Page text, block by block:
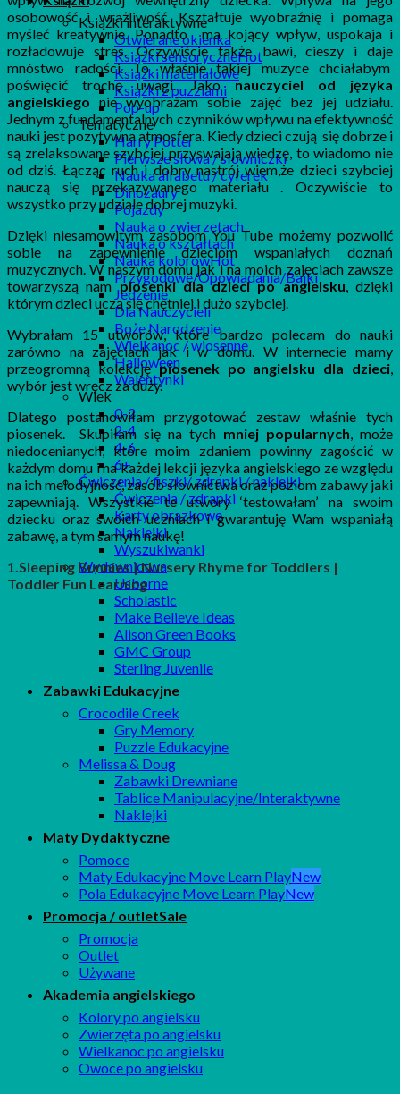
Książki interaktywne
Otwierane okienka
Książki sensoryczne
Książki materiałowe
Książki z puzzlami
Pop-up
Tematyczne
Harry Potter
Pierwsze słowa / słowniczki
Nauka alfabetu / cyferek
Dinozaury
Pojazdy
Nauka o zwierzętach
Nauka o kształtach
Nauka kolorów
Przygodowe/Opowiadania/Bajki
Jedzenie
Dla Nauczycieli
Boże Narodzenie
Wielkanoc / wiosenne
Halloween
Walentynki
Wiek
0-2
2-4
4-6
6+
Ćwiczenia / fiszki/ zdrapki / naklejki
Ćwiczenia / zdrapki
Karty obrazkowe
Naklejki
Wyszukiwanki
Wydawnictwa
Usborne
Scholastic
Make Believe Ideas
Alison Green Books
GMC Group
Sterling Juvenile
Zabawki Edukacyjne
Crocodile Creek
Gry Memory
Puzzle Edukacyjne
Melissa & Doug
Zabawki Drewniane
Tablice Manipulacyjne/Interaktywne
Naklejki
Maty Dydaktyczne
Pomoce
Maty Edukacyjne Move Learn Play
Pola Edukacyjne Move Learn Play
Promocja / outlet
Promocja
Outlet
Używane
Akademia angielskiego
Kolory po angielsku
Zwierzęta po angielsku
Wielkanoc po angielsku
Owoce po angielsku
osobowość i wrażliwość. Kształtuje wyobraźnię i pomaga
myśleć kreatywnie. Ponadto ma kojący wpływ, uspokaja i
rozładowuje stres. Oczywiście także bawi, cieszy i daje
mnóstwo radości. To właśnie takiej muzyce chciałabym
poświęcić trochę uwagi. Jakonauczyciel od języka
angielskiego nie wyobrażam sobie zajęć bez jej udziału.
Jednym z fundamentalnych czynników wpływu na efektywność
nauki jest pozytywna atmosfera. Kiedy dzieci czują się dobrze i
są zrelaksowane szybciej przyswajają wiedzę, to wiadomo nie
od dziś. Łącząc ruch i dobry nastrój wiem,że dzieci szybciej
nauczą się przekazywanego materiału . Oczywiście to
wszystko przy udziale dobrej muzyki.
Dzięki niesamowitym zasobom You Tube możemy pozwolić
sobie na zapewnienie dzieciom wspaniałych doznań
muzycznych. W naszym domu jak i na moich zajęciach zawsze
towarzyszą nampiosenki dla dzieci po angielsku, dzięki
którym dzieci uczą się chętniej i dużo szybciej.
Wybrałam 15 utworów, które bardzo polecam do nauki
zarówno na zajęciach jak i w domu. W internecie mamy
przeogromną kolekcjępiosenek po angielsku dla dzieci,
wybór jest wręcz za duży.
Dlatego postanowiłam przygotować zestaw właśnie tych
piosenek. Skupiłam się na tych mniej popularnych, może
niedocenianych, które moim zdaniem powinny zagościć w
każdym domu i na każdej lekcji języka angielskiego ze względu
na ich melodyjność, zasób słownictwa oraz poziom zabawy jaki
zapewniają. Wszystkie te utwory ‘testowałam’ na swoim
dziecku oraz swoich uczniach i gwarantuję Wam wspaniałą
zabawę, a tym samym naukę!
1.Sleeping Bunnies | Nursery Rhyme for Toddlers |
Toddler Fun Learning